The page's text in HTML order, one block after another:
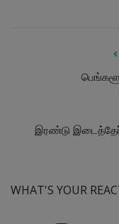
இரண்டு
WHAT'S YOUR